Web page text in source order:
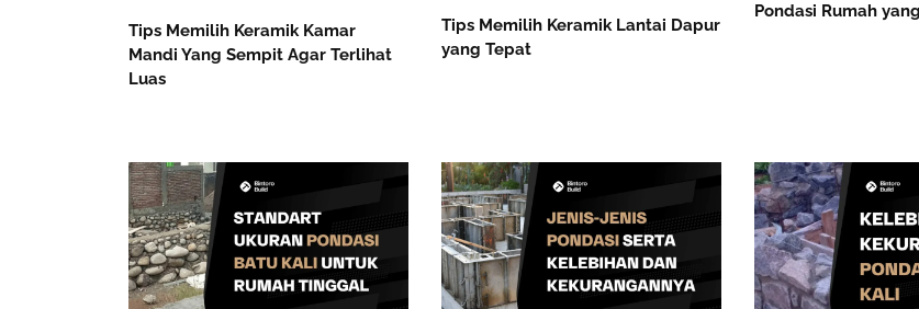
Tips Memilih Keramik Kamar
Mandi Yang Sempit Agar Terlihat
Luas
Tips Memilih Keramik Lantai Dapur
yang Tepat
Pondasi Rumah